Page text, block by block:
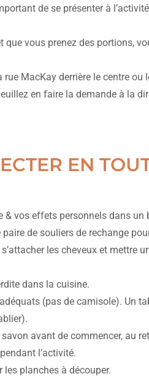
de se présenter à l’activité
que vous prenez des portions,
MacKay derrière le centre ou
en faire la demande à la
EN
vos effets personnels dans un
de souliers de rechange
les cheveux et mettre
dans la cuisine.
(pas de camisole). Un
avant de commencer, au
l’activité.
les planches à découper.